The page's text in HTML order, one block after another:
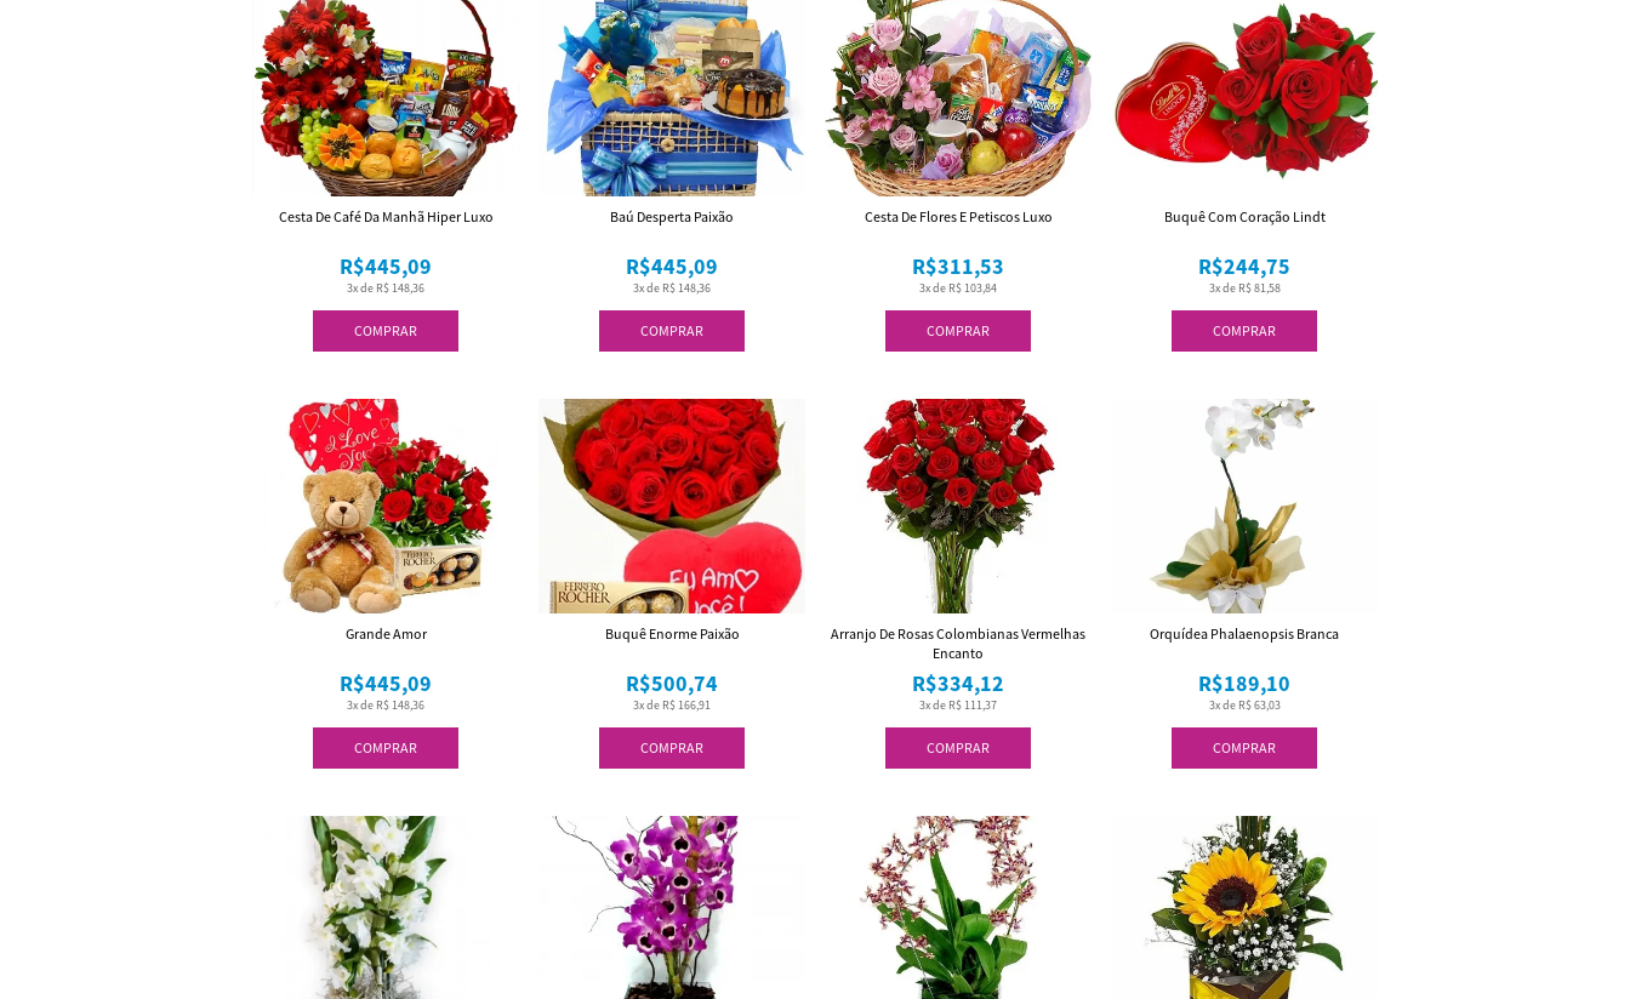
COMPRAR
3x de R$ 148,36
R$445,09
Cesta De Café Da Manhã Hiper Luxo
COMPRAR
3x de R$ 148,36
R$445,09
Baú Desperta Paixão
COMPRAR
3x de R$ 103,84
R$311,53
Cesta De Flores E Petiscos Luxo
COMPRAR
3x de R$ 81,58
R$244,75
Buquê Com Coração Lindt
COMPRAR
3x de R$ 148,36
R$445,09
Grande Amor
COMPRAR
3x de R$ 166,91
R$500,74
Buquê Enorme Paixão
COMPRAR
3x de R$ 111,37
R$334,12
Arranjo De Rosas Colombianas Vermelhas
Encanto
COMPRAR
3x de R$ 63,03
R$189,10
Orquídea Phalaenopsis Branca